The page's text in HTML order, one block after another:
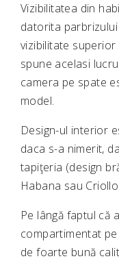
Vizibilitatea din
datorita
vizibilitate
spune acelasi
camera pe spate
model.
Design-ul interior
daca s-a nimerit,
tapiţeria (design
Habana sau
Pe lângă faptul că
compartimentat
de foarte bună